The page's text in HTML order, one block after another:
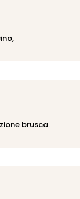
brusca.